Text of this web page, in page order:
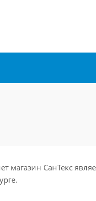
магазин СанТекс